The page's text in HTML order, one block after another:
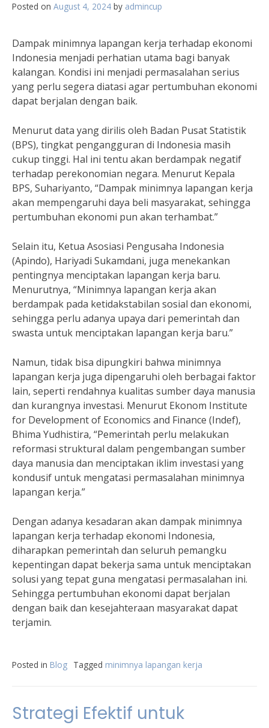
Posted on August 4, 2024 by admincup
Dampak minimnya lapangan kerja terhadap ekonomi
Indonesia menjadi perhatian utama bagi banyak
kalangan. Kondisi ini menjadi permasalahan serius
yang perlu segera diatasi agar pertumbuhan ekonomi
dapat berjalan dengan baik.
Menurut data yang dirilis oleh Badan Pusat Statistik
(BPS), tingkat pengangguran di Indonesia masih
cukup tinggi. Hal ini tentu akan berdampak negatif
terhadap perekonomian negara. Menurut Kepala
BPS, Suhariyanto, “Dampak minimnya lapangan kerja
akan mempengaruhi daya beli masyarakat, sehingga
pertumbuhan ekonomi pun akan terhambat.”
Selain itu, Ketua Asosiasi Pengusaha Indonesia
(Apindo), Hariyadi Sukamdani, juga menekankan
pentingnya menciptakan lapangan kerja baru.
Menurutnya, “Minimnya lapangan kerja akan
berdampak pada ketidakstabilan sosial dan ekonomi,
sehingga perlu adanya upaya dari pemerintah dan
swasta untuk menciptakan lapangan kerja baru.”
Namun, tidak bisa dipungkiri bahwa minimnya
lapangan kerja juga dipengaruhi oleh berbagai faktor
lain, seperti rendahnya kualitas sumber daya manusia
dan kurangnya investasi. Menurut Ekonom Institute
for Development of Economics and Finance (Indef),
Bhima Yudhistira, “Pemerintah perlu melakukan
reformasi struktural dalam pengembangan sumber
daya manusia dan menciptakan iklim investasi yang
kondusif untuk mengatasi permasalahan minimnya
lapangan kerja.”
Dengan adanya kesadaran akan dampak minimnya
lapangan kerja terhadap ekonomi Indonesia,
diharapkan pemerintah dan seluruh pemangku
kepentingan dapat bekerja sama untuk menciptakan
solusi yang tepat guna mengatasi permasalahan ini.
Sehingga pertumbuhan ekonomi dapat berjalan
dengan baik dan kesejahteraan masyarakat dapat
terjamin.
Posted in Blog Tagged minimnya lapangan kerja
Strategi Efektif untuk